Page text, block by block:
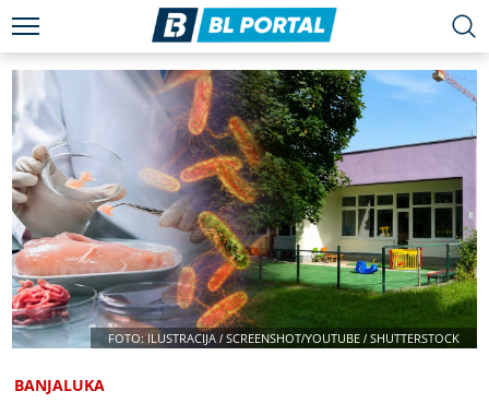
FOTO: ILUSTRACIJA / SCREENSHOT/YOUTUBE / SHUTTERSTOCK
BANJALUKA